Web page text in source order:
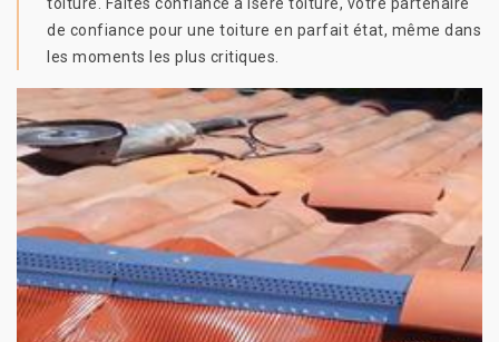
toiture. Faites confiance à Isère toiture, votre partenaire
de confiance pour une toiture en parfait état, même dans
les moments les plus critiques.